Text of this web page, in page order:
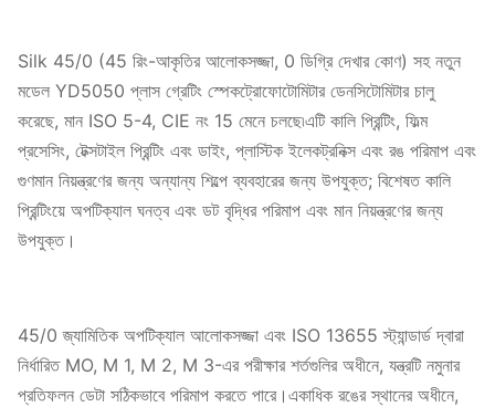
Silk 45/0 (45 রিং-আকৃতির আলোকসজ্জা, 0 ডিগ্রি দেখার কোণ) সহ নতুন
মডেল YD5050 প্লাস গ্রেটিং স্পেকট্রোফোটোমিটার ডেনসিটোমিটার চালু
করেছে, মান ISO 5-4, CIE নং 15 মেনে চলছে৷এটি কালি প্রিন্টিং, ফিল্ম
প্রসেসিং, টেক্সটাইল প্রিন্টিং এবং ডাইং, প্লাস্টিক ইলেকট্রনিক্স এবং রঙ পরিমাপ এবং
গুণমান নিয়ন্ত্রণের জন্য অন্যান্য শিল্পে ব্যবহারের জন্য উপযুক্ত; বিশেষত কালি
প্রিন্টিংয়ে অপটিক্যাল ঘনত্ব এবং ডট বৃদ্ধির পরিমাপ এবং মান নিয়ন্ত্রণের জন্য
উপযুক্ত।
45/0 জ্যামিতিক অপটিক্যাল আলোকসজ্জা এবং ISO 13655 স্ট্যান্ডার্ড দ্বারা
নির্ধারিত MO, M 1, M 2, M 3-এর পরীক্ষার শর্তগুলির অধীনে, যন্ত্রটি নমুনার
প্রতিফলন ডেটা সঠিকভাবে পরিমাপ করতে পারে।একাধিক রঙের স্থানের অধীনে,